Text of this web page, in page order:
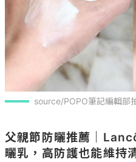
source/POPO筆記編輯部
父親節防曬推薦｜
曬乳，高防護也能維持